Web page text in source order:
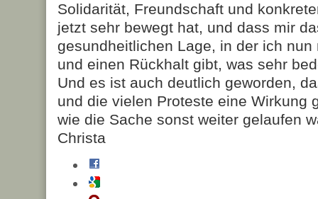
Solidarität, Freundschaft und
jetzt sehr bewegt hat, und dass mir
gesundheitlichen Lage, in der ich
und einen Rückhalt gibt, was sehr
Und es ist auch deutlich geworden,
und die vielen Proteste eine Wirkung
wie die Sache sonst weiter gelaufen
Christa